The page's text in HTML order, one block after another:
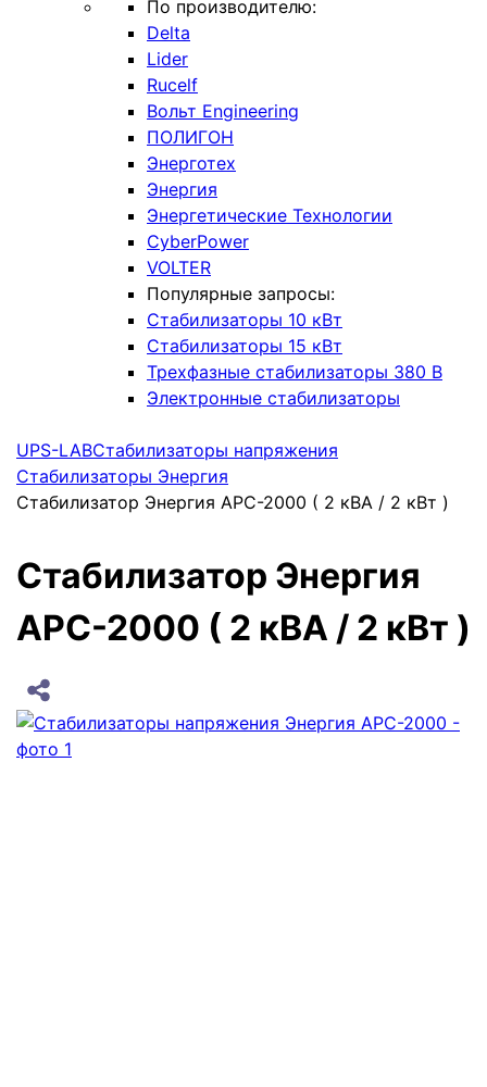
По производителю:
Delta
Lider
Rucelf
Вольт Engineering
ПОЛИГОН
Энерготех
Энергия
Энергетические Технологии
CyberPower
VOLTER
Популярные запросы:
Стабилизаторы 10 кВт
Стабилизаторы 15 кВт
Трехфазные стабилизаторы 380 В
Электронные стабилизаторы
UPS-LABСтабилизаторы напряжения
Стабилизаторы Энергия
Стабилизатор Энергия АРС-2000 ( 2 кВА / 2 кВт )
Стабилизатор Энергия
АРС-2000 ( 2 кВА / 2 кВт )